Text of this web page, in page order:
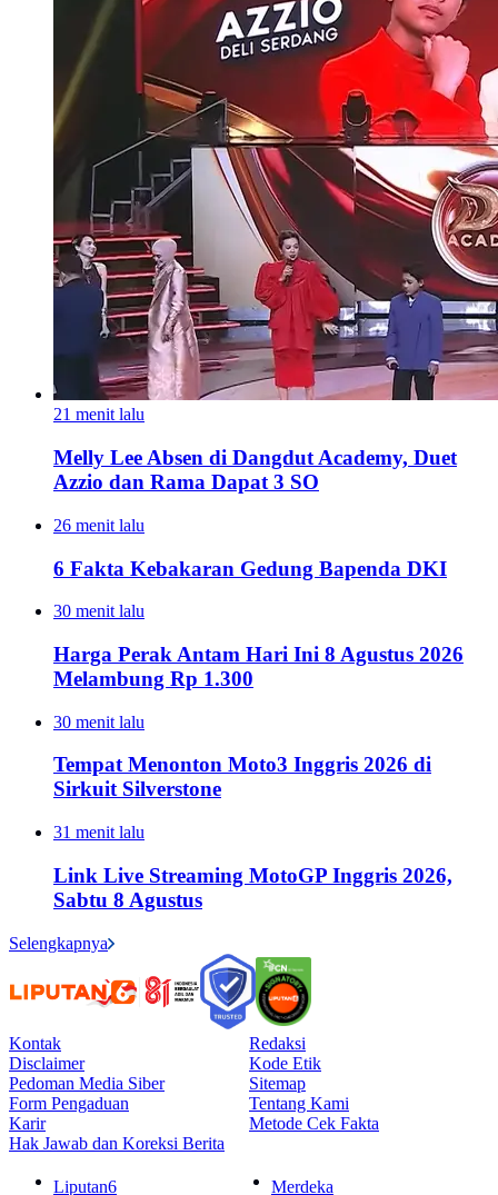
21 menit lalu
Melly Lee Absen di Dangdut Academy, Duet
Azzio dan Rama Dapat 3 SO
26 menit lalu
6 Fakta Kebakaran Gedung Bapenda DKI
30 menit lalu
Harga Perak Antam Hari Ini 8 Agustus 2026
Melambung Rp 1.300
30 menit lalu
Tempat Menonton Moto3 Inggris 2026 di
Sirkuit Silverstone
31 menit lalu
Link Live Streaming MotoGP Inggris 2026,
Sabtu 8 Agustus
Selengkapnya
Kontak
Redaksi
Disclaimer
Kode Etik
Pedoman Media Siber
Sitemap
Form Pengaduan
Tentang Kami
Karir
Metode Cek Fakta
Hak Jawab dan Koreksi Berita
Liputan6 Merdeka